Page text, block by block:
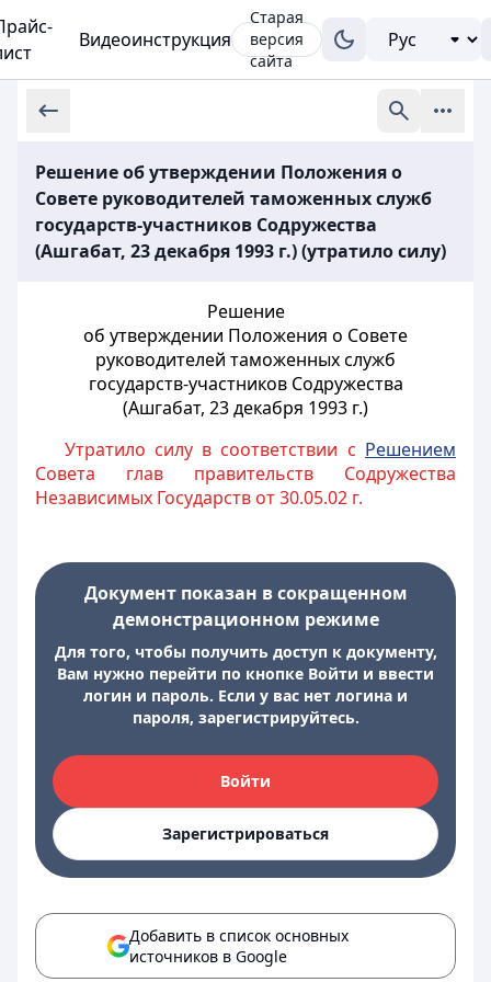
Видеоинструкция
Старая
версия
сайта
Решение об утверждении Положения о
Совете руководителей таможенных служб
государств-участников Содружества
(Ашгабат, 23 декабря 1993 г.) (утратило силу)
Решение
об утверждении Положения о Совете
руководителей таможенных служб
государств-участников Содружества
(Ашгабат, 23 декабря 1993 г.)
Утратило силу в соответствии с Решением
Совета глав правительств Содружества
Независимых Государств от 30.05.02 г.
Документ показан в сокращенном
демонстрационном режиме
Для того, чтобы получить доступ к документу,
Вам нужно перейти по кнопке Войти и ввести
логин и пароль. Если у вас нет логина и
пароля, зарегистрируйтесь.
Войти
Зарегистрироваться
Добавить в список основных
источников в Google